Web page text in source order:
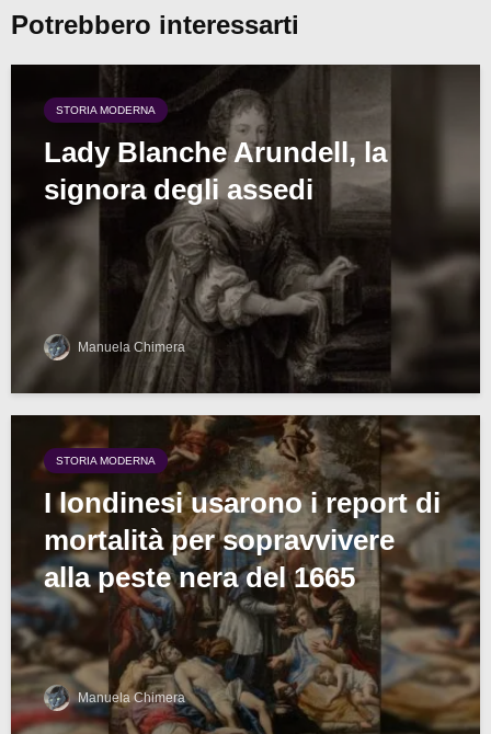
Potrebbero interessarti
STORIA MODERNA
Lady Blanche Arundell, la
signora degli assedi
Manuela Chimera
STORIA MODERNA
I londinesi usarono i report di
mortalità per sopravvivere
alla peste nera del 1665
Manuela Chimera